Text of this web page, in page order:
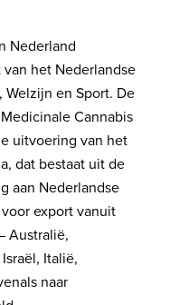
Nederland
het Nederlandse
en Sport. De
Cannabis
uitvoering van het
dat bestaat uit de
aan Nederlandse
export vanuit
Australië,
Italië,
naar